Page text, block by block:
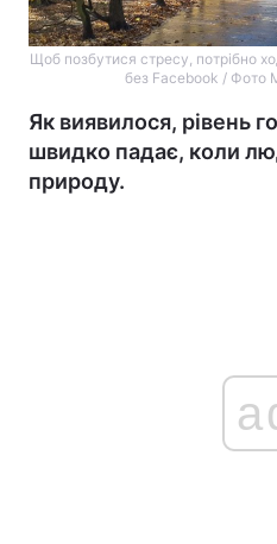
Щоб позбутися стресу, потрібно
без Facebook / Фото
Як виявилося, рівень
швидко падає, коли
природу.